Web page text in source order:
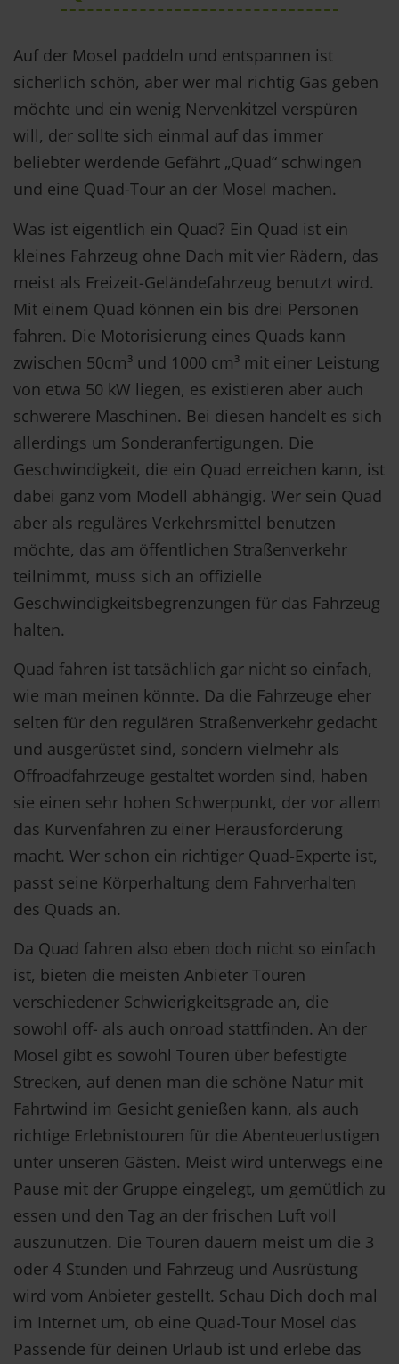
Auf der Mosel paddeln und entspannen ist
sicherlich schön, aber wer mal richtig Gas geben
möchte und ein wenig Nervenkitzel verspüren
will, der sollte sich einmal auf das immer
beliebter werdende Gefährt „Quad“ schwingen
und eine Quad-Tour an der Mosel machen.
Was ist eigentlich ein Quad? Ein Quad ist ein
kleines Fahrzeug ohne Dach mit vier Rädern, das
meist als Freizeit-Geländefahrzeug benutzt wird.
Mit einem Quad können ein bis drei Personen
fahren. Die Motorisierung eines Quads kann
zwischen 50cm³ und 1000 cm³ mit einer Leistung
von etwa 50 kW liegen, es existieren aber auch
schwerere Maschinen. Bei diesen handelt es sich
allerdings um Sonderanfertigungen. Die
Geschwindigkeit, die ein Quad erreichen kann, ist
dabei ganz vom Modell abhängig. Wer sein Quad
aber als reguläres Verkehrsmittel benutzen
möchte, das am öffentlichen Straßenverkehr
teilnimmt, muss sich an offizielle
Geschwindigkeitsbegrenzungen für das Fahrzeug
halten.
Quad fahren ist tatsächlich gar nicht so einfach,
wie man meinen könnte. Da die Fahrzeuge eher
selten für den regulären Straßenverkehr gedacht
und ausgerüstet sind, sondern vielmehr als
Offroadfahrzeuge gestaltet worden sind, haben
sie einen sehr hohen Schwerpunkt, der vor allem
das Kurvenfahren zu einer Herausforderung
macht. Wer schon ein richtiger Quad-Experte ist,
passt seine Körperhaltung dem Fahrverhalten
des Quads an.
Da Quad fahren also eben doch nicht so einfach
ist, bieten die meisten Anbieter Touren
verschiedener Schwierigkeitsgrade an, die
sowohl off- als auch onroad stattfinden. An der
Mosel gibt es sowohl Touren über befestigte
Strecken, auf denen man die schöne Natur mit
Fahrtwind im Gesicht genießen kann, als auch
richtige Erlebnistouren für die Abenteuerlustigen
unter unseren Gästen. Meist wird unterwegs eine
Pause mit der Gruppe eingelegt, um gemütlich zu
essen und den Tag an der frischen Luft voll
auszunutzen. Die Touren dauern meist um die 3
oder 4 Stunden und Fahrzeug und Ausrüstung
wird vom Anbieter gestellt. Schau Dich doch mal
im Internet um, ob eine Quad-Tour Mosel das
Passende für deinen Urlaub ist und erlebe das